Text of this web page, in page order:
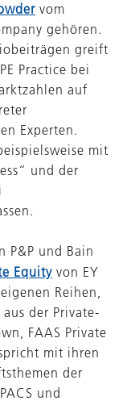
vom
gehören.
greift
Practice bei
auf
Experten.
mit
und der
P&P und Bain
Equity von EY
Reihen,
der Private-
FAAS Private
mit ihren
der
und